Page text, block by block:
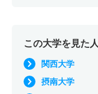
この大学を見た
関西大学
摂南大学